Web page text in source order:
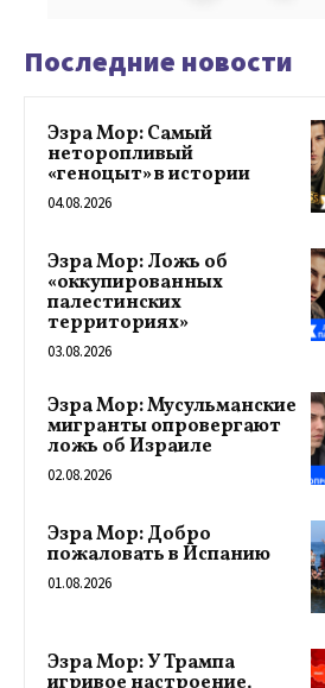
Последние новости
Эзра Мор: Самый
неторопливый
«геноцыт» в истории
04.08.2026
Эзра Мор: Ложь об
«оккупированных
палестинских
территориях»
03.08.2026
Эзра Мор: Мусульманские
мигранты опровергают
ложь об Израиле
02.08.2026
Эзра Мор: Добро
пожаловать в Испанию
01.08.2026
Эзра Мор: У Трампа